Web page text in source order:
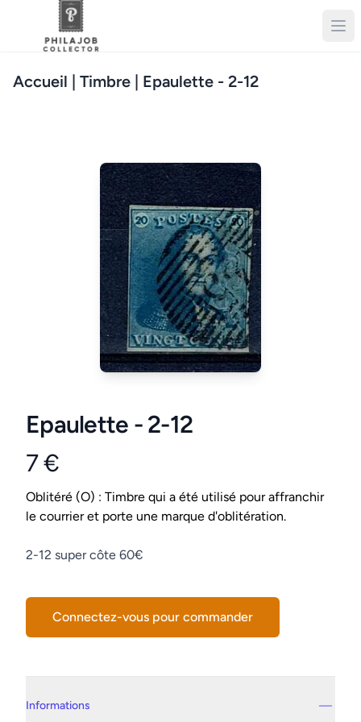
Accueil | Timbre | Epaulette - 2-12
Epaulette - 2-12
Product information
7 €
Conditions
Oblitéré (O) : Timbre qui a été utilisé pour affranchir
le courrier et porte une marque d'oblitération.
Description
2-12 super côte 60€
Connectez-vous pour commander
Informations